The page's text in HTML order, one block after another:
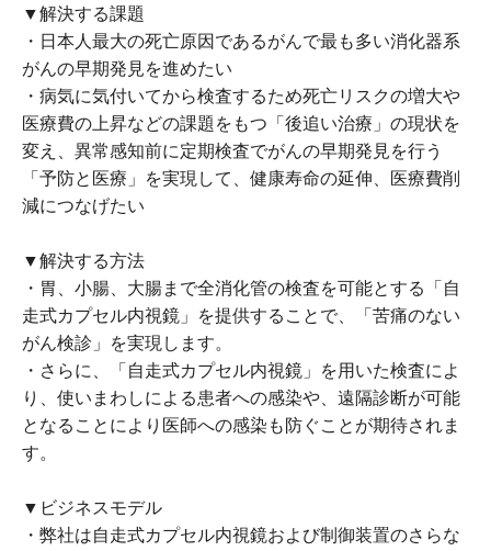
▼解決する課題
・日本人最大の死亡原因であるがんで最も多い消化器系
がんの早期発見を進めたい
・病気に気付いてから検査するため死亡リスクの増大や
医療費の上昇などの課題をもつ「後追い治療」の現状を
変え、異常感知前に定期検査でがんの早期発見を行う
「予防と医療」を実現して、健康寿命の延伸、医療費削
減につなげたい
▼解決する方法
・胃、小腸、大腸まで全消化管の検査を可能とする「自
走式カプセル内視鏡」を提供することで、「苦痛のない
がん検診」を実現します。
・さらに、「自走式カプセル内視鏡」を用いた検査によ
り、使いまわしによる患者への感染や、遠隔診断が可能
となることにより医師への感染も防ぐことが期待されま
す。
▼ビジネスモデル
・弊社は自走式カプセル内視鏡および制御装置のさらな